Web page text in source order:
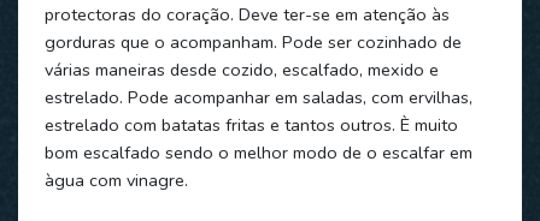
protectoras do coração. Deve ter-se em atenção às
gorduras que o acompanham. Pode ser cozinhado de
várias maneiras desde cozido, escalfado, mexido e
estrelado. Pode acompanhar em saladas, com ervilhas,
estrelado com batatas fritas e tantos outros. È muito
bom escalfado sendo o melhor modo de o escalfar em
àgua com vinagre.